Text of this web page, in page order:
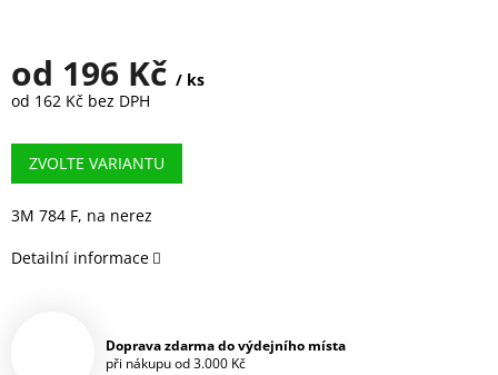
od 196 Kč / ks
od 162 Kč bez DPH
cena:
ZVOLTE VARIANTU
3M 784 F, na nerez
Detailní informace
Doprava zdarma do výdejního místa
při nákupu od 3.000 Kč